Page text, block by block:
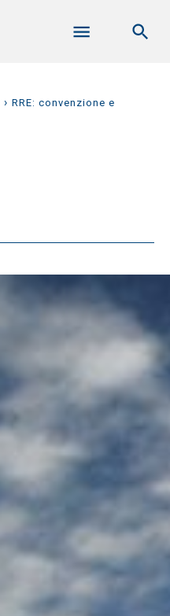
› RRE: convenzione e